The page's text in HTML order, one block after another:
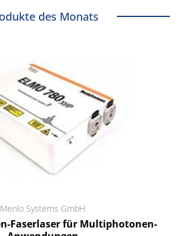
des Monats
Menlo Systems GmbH
Faserlaser für Multiphotonen-